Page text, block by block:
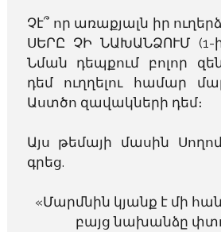
Չէ՞ որ առաքյալն իր
ՍԵՐԸ ՉԻ ՆԱԽԱՆՁՈՒՄ (1-
Նման դեպքում բոլոր
դեմ ուղղելու համար
Աստծո զավակների դեմ։
Այս թեմայի մասին
գրեց.
«Մարմնին կյանք է մի
բայց նախանձը